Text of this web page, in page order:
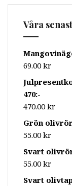
Våra
69.00 kr
470:-
470.00 kr
Grön
55.00 kr
Svart
55.00 kr
Svart